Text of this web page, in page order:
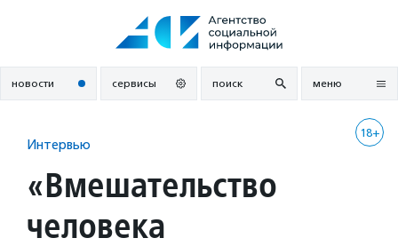
новости сервисы поиск меню
18+
Интервью
«Вмешательство
человека